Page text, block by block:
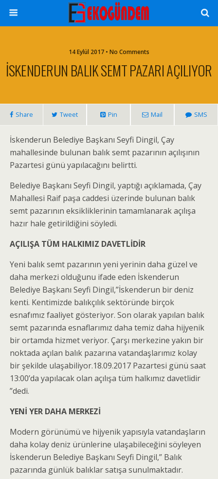
14 Eylül 2017 • No Comments
İSKENDERUN BALIK SEMT PAZARI AÇILIYOR
Share Tweet Pin Mail SMS
İskenderun Belediye Başkanı Seyfi Dingil, Çay
mahallesinde bulunan balık semt pazarının açılışının
Pazartesi günü yapılacağını belirtti.
Belediye Başkanı Seyfi Dingil, yaptığı açıklamada, Çay
Mahallesi Raif paşa caddesi üzerinde bulunan balık
semt pazarının eksikliklerinin tamamlanarak açılışa
hazır hale getirildiğini söyledi.
AÇILIŞA TÜM HALKIMIZ DAVETLİDİR
Yeni balık semt pazarının yeni yerinin daha güzel ve
daha merkezi olduğunu ifade eden İskenderun
Belediye Başkanı Seyfi Dingil,”İskenderun bir deniz
kenti. Kentimizde balıkçılık sektöründe birçok
esnafımız faaliyet gösteriyor. Son olarak yapılan balık
semt pazarında esnaflarımız daha temiz daha hijyenik
bir ortamda hizmet veriyor. Çarşı merkezine yakın bir
noktada açılan balık pazarına vatandaşlarımız kolay
bir şekilde ulaşabiliyor.18.09.2017 Pazartesi günü saat
13:00’da yapılacak olan açılışa tüm halkımız davetlidir
”dedi.
YENİ YER DAHA MERKEZİ
Modern görünümü ve hijyenik yapısıyla vatandaşların
daha kolay deniz ürünlerine ulaşabileceğini söyleyen
İskenderun Belediye Başkanı Seyfi Dingil,” Balık
pazarında günlük balıklar satışa sunulmaktadır.